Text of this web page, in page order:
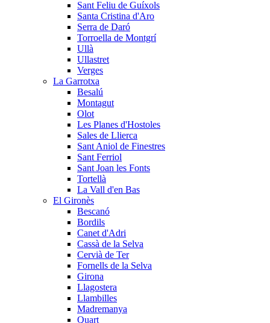
Sant Feliu de Guíxols
Santa Cristina d'Aro
Serra de Daró
Torroella de Montgrí
Ullà
Ullastret
Verges
La Garrotxa
Besalú
Montagut
Olot
Les Planes d'Hostoles
Sales de Llierca
Sant Aniol de Finestres
Sant Ferriol
Sant Joan les Fonts
Tortellà
La Vall d'en Bas
El Gironès
Bescanó
Bordils
Canet d'Adri
Cassà de la Selva
Cervià de Ter
Fornells de la Selva
Girona
Llagostera
Llambilles
Madremanya
Quart